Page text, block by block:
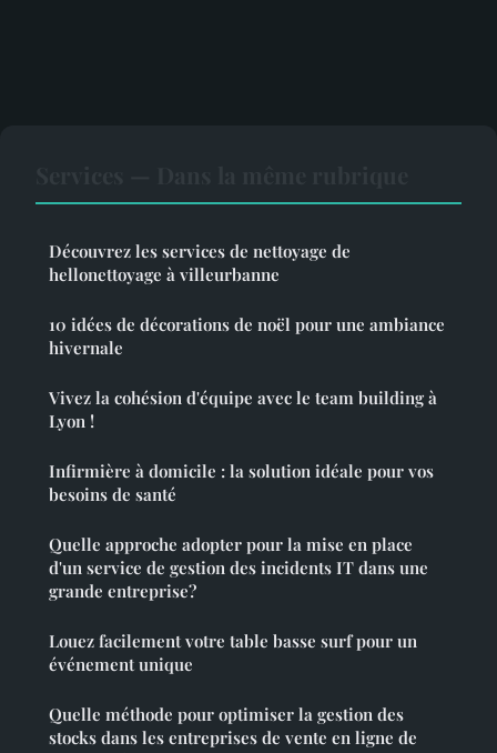
Découvrez les services de nettoyage de
hellonettoyage à villeurbanne
10 idées de décorations de noël pour une ambiance
hivernale
Vivez la cohésion d'équipe avec le team building à
Lyon !
Infirmière à domicile : la solution idéale pour vos
besoins de santé
Quelle approche adopter pour la mise en place
d'un service de gestion des incidents IT dans une
grande entreprise?
Louez facilement votre table basse surf pour un
événement unique
Quelle méthode pour optimiser la gestion des
stocks dans les entreprises de vente en ligne de